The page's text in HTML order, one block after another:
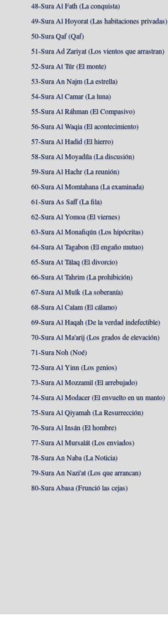
48-Sura Al Fath (La conquista)
49-Sura Al Hoyorat (Las habitaciones privadas)
50-Sura Qaf (Qaf)
51-Sura Ad Zariyat (Los vientos que arrastran)
52-Sura At Túr (El monte)
53-Sura An Najm (La estrella)
54-Sura Al Camar (La luna)
55-Sura Al Ráhman (El Compasivo)
56-Sura Al Waqia (El acontecimiento)
57-Sura Al Hadid (El hierro)
58-Sura Al Moyadíla (La discusión)
59-Sura Al Hachr (La reunión)
60-Sura Al Momtahana (La examinada)
61-Sura As Saff (La fila)
62-Sura Al Yomoa (El viernes)
63-Sura Al Monafiqún (Los hipócritas)
64-Sura At Tagabon (El engaño mutuo)
65-Sura At Tálaq (El divorcio)
66-Sura At Tahrim (La prohibición)
67-Sura Al Mulk (La soberanía)
68-Sura Al Calam (El cálamo)
69-Sura Al Haqah (De la verdad indefectible)
70-Sura Al Ma'arij (Los grados de elevación)
71-Sura Noh (Noé)
72-Sura Al Yinn (Los genios)
73-Sura Al Mozzamil (El arrebujado)
74-Sura Al Modacer (El envuelto en un manto)
75-Sura Al Qiyamah (La Resurrección)
76-Sura Al Insán (El hombre)
77-Sura Al Mursalát (Los enviados)
78-Sura An Naba (La Noticia)
79-Sura An Nazi'at (Los que arrancan)
80-Sura Abasa (Frunció las cejas)